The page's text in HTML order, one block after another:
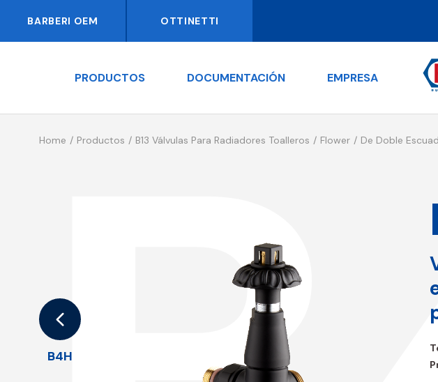
BARBERI OEM OTTINETTI
PRODUCTOS DOCUMENTACIÓN EMPRESA
Home Productos B13 Válvulas Para Radiadores Toalleros Flower De Doble
B4H